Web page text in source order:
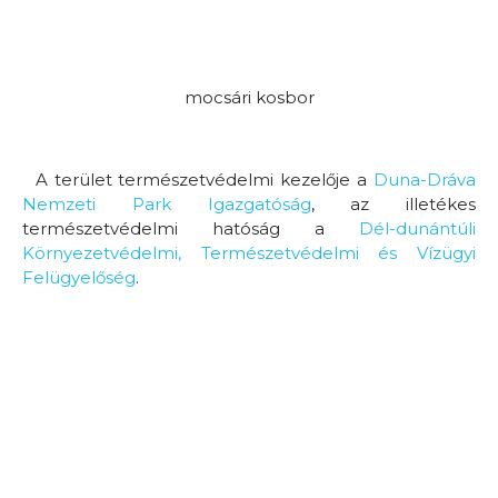
mocsári kosbor
A terület természetvédelmi kezelője a Duna-Dráva
Nemzeti Park Igazgatóság, az illetékes
természetvédelmi hatóság a Dél-dunántúli
Környezetvédelmi, Természetvédelmi és Vízügyi
Felügyelőség.